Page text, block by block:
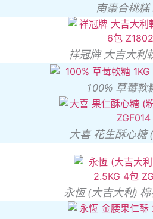
南棗合桃糕
祥冠牌 大吉大利
100% 草莓軟
大喜 花生酥心糖
永恆 (大吉大利)